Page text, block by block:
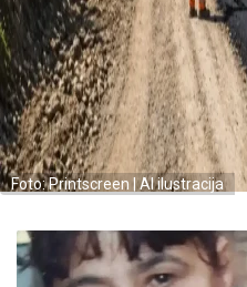
Foto: Printscreen | AI ilustracija